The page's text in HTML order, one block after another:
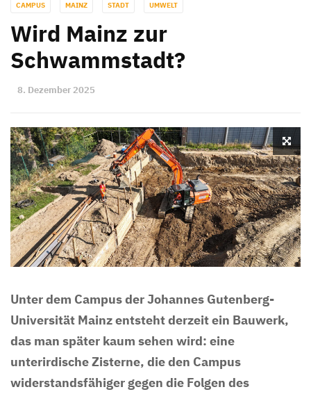
CAMPUS MAINZ STADT UMWELT
Wird Mainz zur
Schwammstadt?
8. Dezember 2025
Unter dem Campus der Johannes Gutenberg-
Universität Mainz entsteht derzeit ein Bauwerk,
das man später kaum sehen wird: eine
unterirdische Zisterne, die den Campus
widerstandsfähiger gegen die Folgen des